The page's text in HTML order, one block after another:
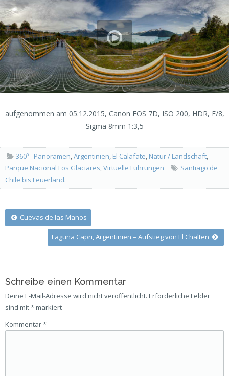
aufgenommen am 05.12.2015, Canon EOS 7D, ISO 200, HDR, F/8,
Sigma 8mm 1:3,5
360º - Panoramen,Argentinien, El Calafate, Natur / Landschaft,
Parque Nacional Los Glaciares,Virtuelle Führungen
Santiago de
Chile bis Feuerland.
Post
navigation
Cuevas de las Manos
Laguna Capri, Argentinien – Aufstieg von El Chalten
Schreibe einen Kommentar
Deine E-Mail-Adresse wird nicht veröffentlicht. Erforderliche Felder
sind mit*markiert
Kommentar*